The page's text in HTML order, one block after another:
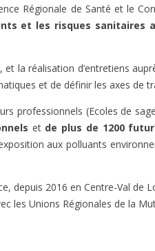
Régionale de Santé et le
et les risques sanitaires
la réalisation d’entretiens
et de définir les axes de
professionnels (Ecoles de
etde plus de 1200
aux polluants
depuis 2016 en Centre-Val de
les Unions Régionales de la